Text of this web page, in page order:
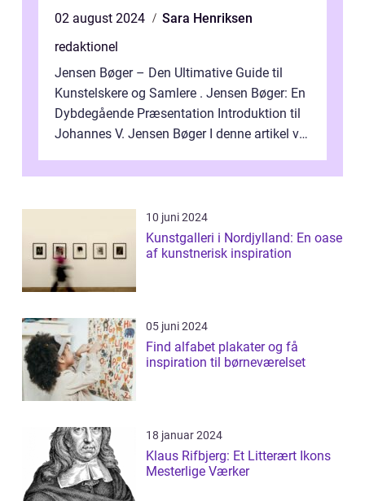
02 august 2024
Sara Henriksen
redaktionel
Jensen Bøger – Den Ultimative Guide til
Kunstelskere og Samlere . Jensen Bøger: En
Dybdegående Præsentation Introduktion til
Johannes V. Jensen Bøger I denne artikel vil
10 juni 2024
Kunstgalleri i Nordjylland: En oase
af kunstnerisk inspiration
05 juni 2024
Find alfabet plakater og få
inspiration til børneværelset
18 januar 2024
Klaus Rifbjerg: Et Litterært Ikons
Mesterlige Værker